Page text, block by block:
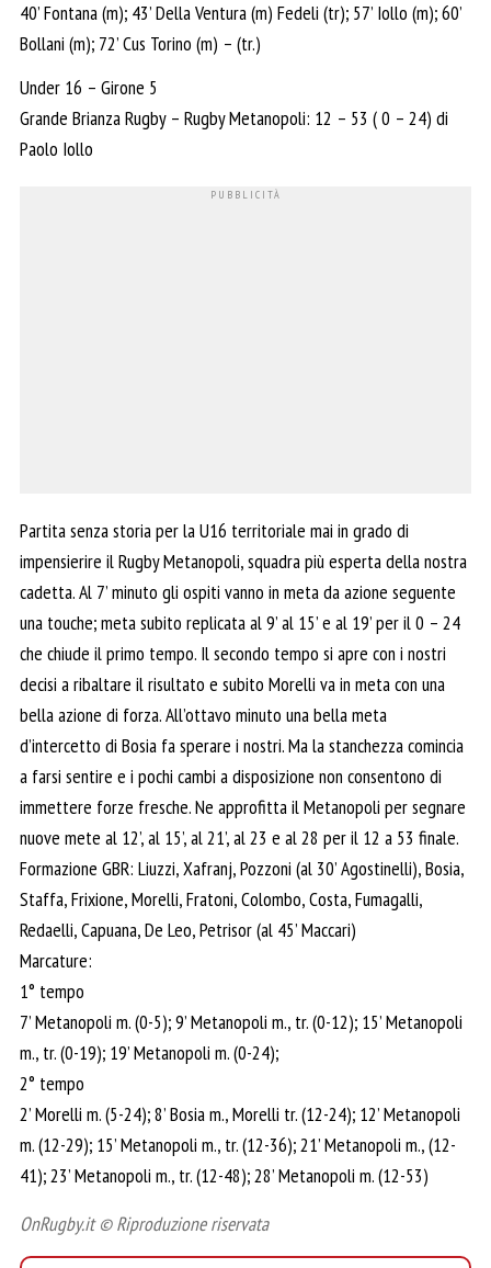
40’ Fontana (m); 43’ Della Ventura (m) Fedeli (tr); 57’ Iollo (m); 60’
Bollani (m); 72’ Cus Torino (m) – (tr.)
Under 16 – Girone 5
Grande Brianza Rugby – Rugby Metanopoli: 12 – 53 ( 0 – 24) di
Paolo Iollo
Partita senza storia per la U16 territoriale mai in grado di
impensierire il Rugby Metanopoli, squadra più esperta della nostra
cadetta. Al 7’ minuto gli ospiti vanno in meta da azione seguente
una touche; meta subito replicata al 9’ al 15’ e al 19’ per il 0 – 24
che chiude il primo tempo. Il secondo tempo si apre con i nostri
decisi a ribaltare il risultato e subito Morelli va in meta con una
bella azione di forza. All’ottavo minuto una bella meta
d’intercetto di Bosia fa sperare i nostri. Ma la stanchezza comincia
a farsi sentire e i pochi cambi a disposizione non consentono di
immettere forze fresche. Ne approfitta il Metanopoli per segnare
nuove mete al 12’, al 15’, al 21’, al 23 e al 28 per il 12 a 53 finale.
Formazione GBR: Liuzzi, Xafranj, Pozzoni (al 30’ Agostinelli), Bosia,
Staffa, Frixione, Morelli, Fratoni, Colombo, Costa, Fumagalli,
Redaelli, Capuana, De Leo, Petrisor (al 45’ Maccari)
Marcature:
1° tempo
7’ Metanopoli m. (0-5); 9’ Metanopoli m., tr. (0-12); 15’ Metanopoli
m., tr. (0-19); 19’ Metanopoli m. (0-24);
2° tempo
2’ Morelli m. (5-24); 8’ Bosia m., Morelli tr. (12-24); 12’ Metanopoli
m. (12-29); 15’ Metanopoli m., tr. (12-36); 21’ Metanopoli m., (12-
41); 23’ Metanopoli m., tr. (12-48); 28’ Metanopoli m. (12-53)
OnRugby.it © Riproduzione riservata